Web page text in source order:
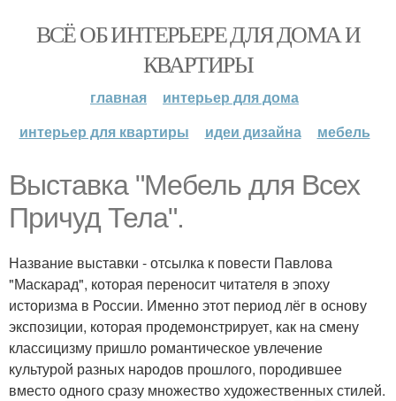
ВСЁ ОБ ИНТЕРЬЕРЕ ДЛЯ ДОМА И
КВАРТИРЫ
главная
интерьер для дома
интерьер для квартиры
идеи дизайна мебель
Выставка "Мебель для Всех
Причуд Тела".
Название выставки - отсылка к повести Павлова
"Маскарад", которая переносит читателя в эпоху
историзма в России. Именно этот период лёг в основу
экспозиции, которая продемонстрирует, как на смену
классицизму пришло романтическое увлечение
культурой разных народов прошлого, породившее
вместо одного сразу множество художественных стилей.